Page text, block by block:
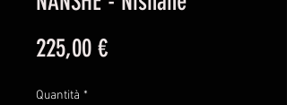
225,00 €Prezzo
Quantità *